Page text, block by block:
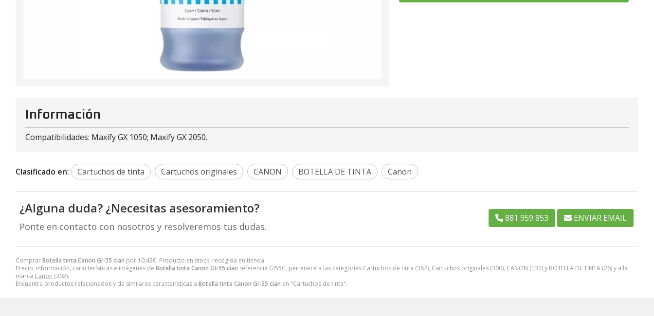
ComprarBotella tinta Canon GI-55 cian por 10,43€. Producto en stock, recogida en tienda.
Precio, información, características e imágenes de Botella tinta Canon GI-55 cian referencia GI55C, pertenece a las categorías Cartuchos de tinta (387), Cartuchos originales (300), CANON (132) y BOTELLA DE TINTA (26) y a la
marca Canon (202).
Encuentra productos relacionados y de similares características a Botella tinta Canon GI-55 cian en "Cartuchos de tinta".
Información
Compatibilidades: Maxify GX 1050; Maxify GX 2050.
Clasificado en: Cartuchos de tinta Cartuchos originales CANON BOTELLA DE TINTA Canon
¿Alguna duda? ¿Necesitas asesoramiento?
Ponte en contacto con nosotros y resolveremos tus dudas.
881 959 853 ENVIAR EMAIL